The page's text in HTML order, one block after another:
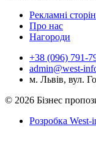
Рекламні
Про нас
Нагороди
+38 (096) 791-
admin@west-
м. Львів, вул.
© 2026 Бізнес
Розробка West-